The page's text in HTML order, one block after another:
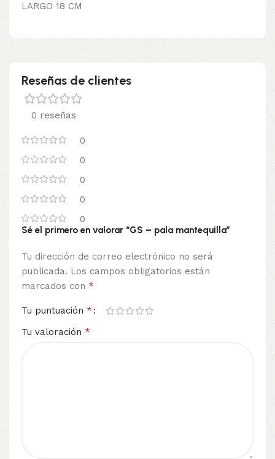
LARGO 18 CM
Reseñas de clientes
0 reseñas
0
0
0
0
0
Sé el primero en valorar “GS – pala mantequilla”
Tu dirección de correo electrónico no será
publicada. Los campos obligatorios están
marcados con *
Tu puntuación *
Tu valoración *